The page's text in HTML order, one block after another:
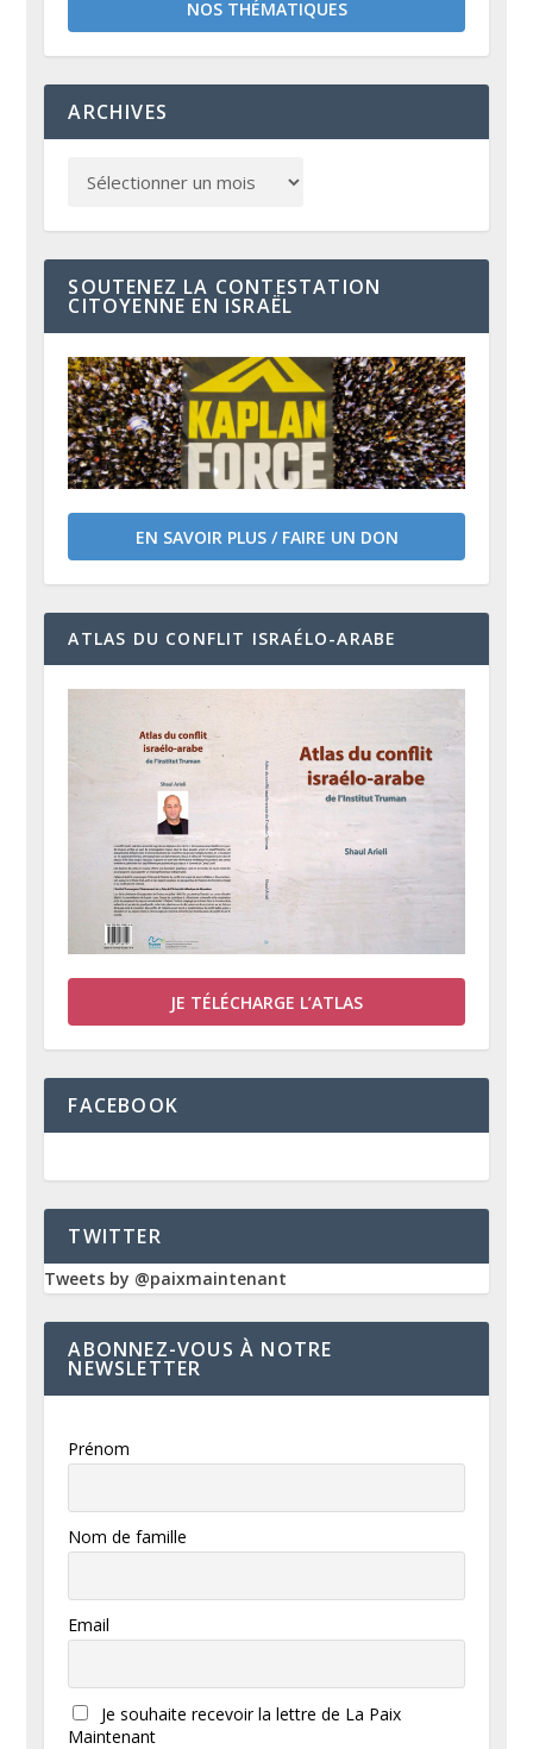
NOS THÉMATIQUES
ARCHIVES
SOUTENEZ LA CONTESTATION
CITOYENNE EN ISRAËL
EN SAVOIR PLUS / FAIRE UN DON
ATLAS DU CONFLIT ISRAÉLO-ARABE
JE TÉLÉCHARGE L’ATLAS
FACEBOOK
TWITTER
Tweets by @paixmaintenant
ABONNEZ-VOUS À NOTRE
NEWSLETTER
Prénom
Nom de famille
Email
Je souhaite recevoir la lettre de La Paix
Maintenant